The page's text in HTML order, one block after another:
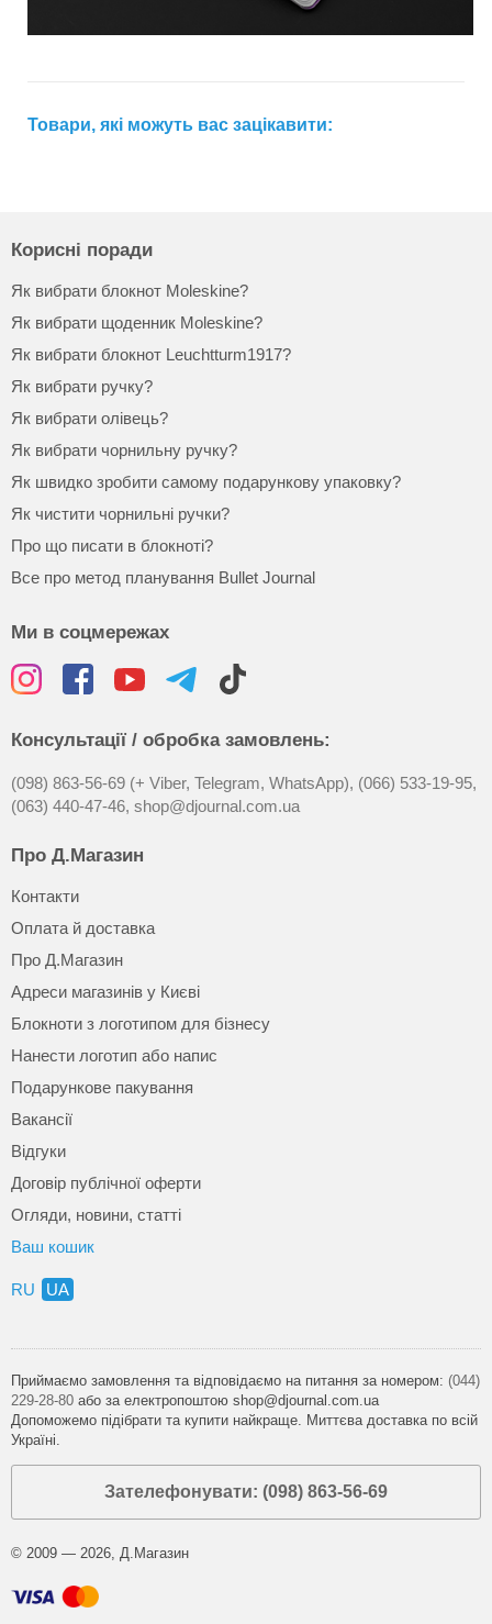
Товари, які можуть вас зацікавити:
Корисні поради
Як вибрати блокнот Moleskine?
Як вибрати щоденник Moleskine?
Як вибрати блокнот Leuchtturm1917?
Як вибрати ручку?
Як вибрати олівець?
Як вибрати чорнильну ручку?
Як швидко зробити самому подарункову упаковку?
Як чистити чорнильні ручки?
Про що писати в блокноті?
Все про метод планування Bullet Journal
Ми в соцмережах
Консультації / обробка замовлень:
(098) 863-56-69 (+ Viber, Telegram, WhatsApp), (066) 533-19-95,
(063) 440-47-46, shop@djournal.com.ua
Про Д.Магазин
Контакти
Оплата й доставка
Про Д.Магазин
Адреси магазинів у Києві
Блокноти з логотипом для бізнесу
Нанести логотип або напис
Подарункове пакування
Вакансії
Відгуки
Договір публічної оферти
Огляди, новини, статті
Ваш кошик
RU UA
Приймаємо замовлення та відповідаємо на питання за номером: (044)
229-28-80 або за електропоштою shop@djournal.com.ua
Допоможемо підібрати та купити найкраще. Миттєва доставка по всій
Україні.
Зателефонувати: (098) 863-56-69
© 2009 — 2026, Д.Магазин